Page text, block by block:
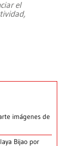
el
imágenes de
Bijao por